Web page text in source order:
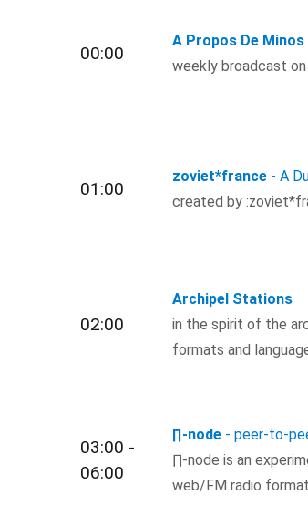
00:00
A Propos De Minos
weekly broadcast on
01:00
zoviet*france - A
created by
02:00
Archipel Stations
in the spirit of the
formats and
03:00 -
06:00
∏-node - peer-to-
∏-node is an
web/FM radio